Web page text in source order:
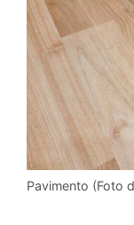
Pavimento (Foto